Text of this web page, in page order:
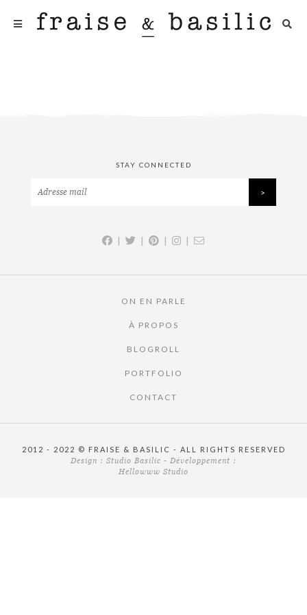
STAY CONNECTED
| | | |
ON EN PARLE
À PROPOS
BLOGROLL
PORTFOLIO
CONTACT
2012 - 2022 © FRAISE & BASILIC - ALL RIGHTS RESERVED
Design : Studio Basilic - Développement :
Hellowww Studio